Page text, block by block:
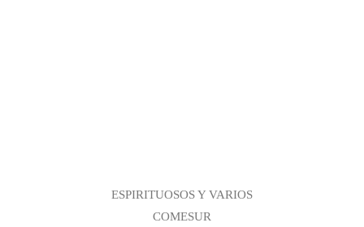
ESPIRITUOSOS Y VARIOS
COMESUR